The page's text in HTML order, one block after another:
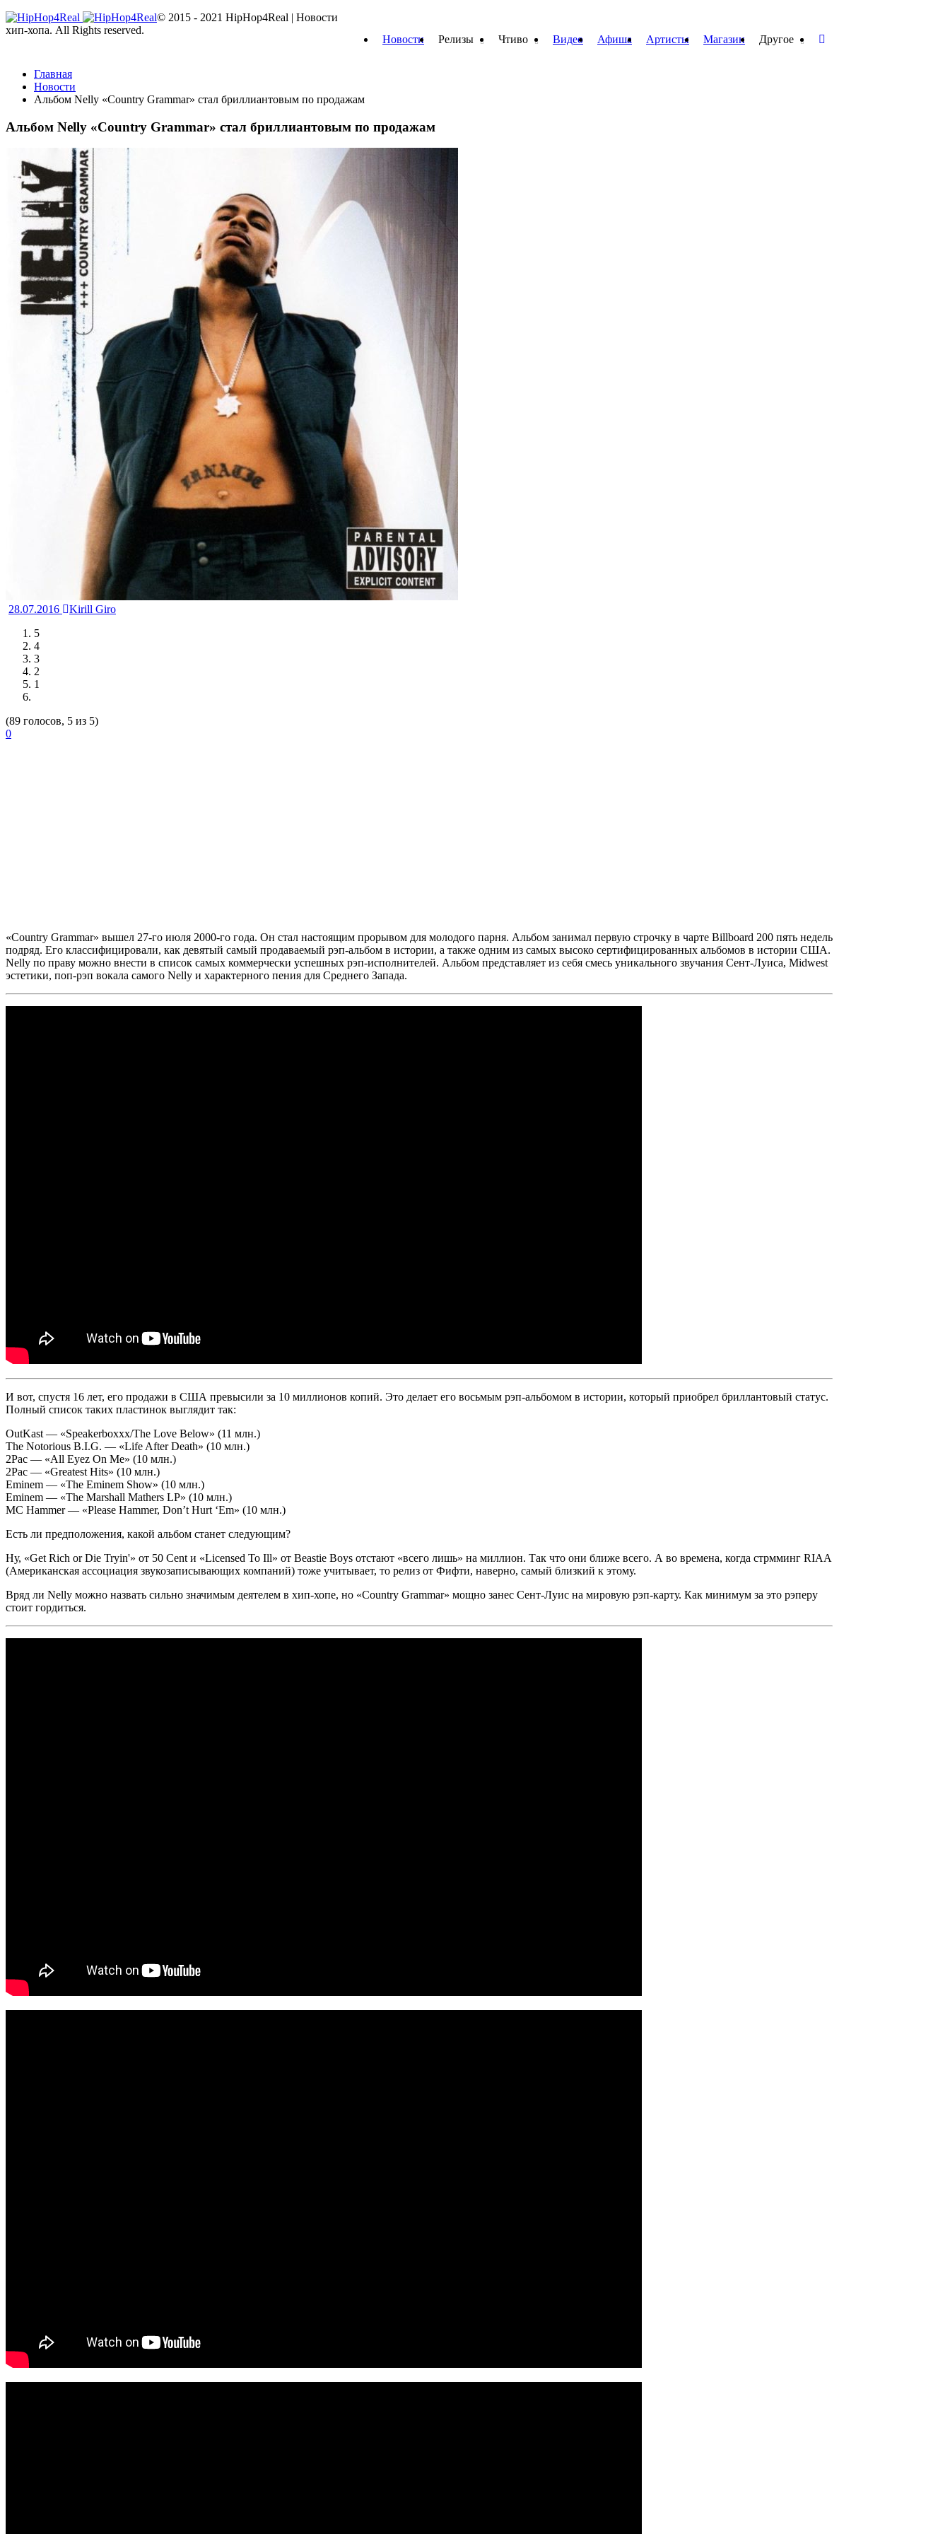
Новости Релизы Чтиво Видео Афиша Артисты Магазин Другое
Главная
Новости
Альбом Nelly «Country Grammar» стал бриллиантовым по продажам
Альбом Nelly «Country Grammar» стал бриллиантовым по продажам
28.07.2016
Kirill Giro
5
4
3
2
1
(89 голосов, 5 из 5)
0
«Country Grammar» вышел 27-го июля 2000-го года. Он стал настоящим прорывом для молодого парня. Альбом занимал первую строчку в чарте Billboard 200 пять недель
подряд. Его классифицировали, как девятый самый продаваемый рэп-альбом в истории, а также одним из самых высоко сертифицированных альбомов в истории США.
Nelly по праву можно внести в список самых коммерчески успешных рэп-исполнителей. Альбом представляет из себя смесь уникального звучания Сент-Луиса, Midwest
эстетики, поп-рэп вокала самого Nelly и характерного пения для Среднего Запада.
И вот, спустя 16 лет, его продажи в США превысили за 10 миллионов копий. Это делает его восьмым рэп-альбомом в истории, который приобрел бриллантовый статус.
Полный список таких пластинок выглядит так:
OutKast — «Speakerboxxx/The Love Below» (11 млн.)
The Notorious B.I.G. — «Life After Death» (10 млн.)
2Pac — «All Eyez On Me» (10 млн.)
2Pac — «Greatest Hits» (10 млн.)
Eminem — «The Eminem Show» (10 млн.)
Eminem — «The Marshall Mathers LP» (10 млн.)
MC Hammer — «Please Hammer, Don’t Hurt ‘Em» (10 млн.)
Есть ли предположения, какой альбом станет следующим?
Ну, «Get Rich or Die Tryin'» от 50 Centи «Licensed To Ill» от Beastie Boys отстают «всего лишь» на миллион. Так что они ближе всего. А во времена, когда стрмминг RIAA
(Американская ассоциация звукозаписывающих компаний) тоже учитывает, то релиз от Фифти, наверно, самый близкий к этому.
Вряд ли Nelly можно назвать сильно значимым деятелем в хип-хопе, но «Country Grammar» мощно занес Сент-Луис на мировую рэп-карту. Как минимум за это рэперу
стоит гордиться.
© 2015 - 2021 HipHop4Real | Новости
хип-хопа. All Rights reserved.